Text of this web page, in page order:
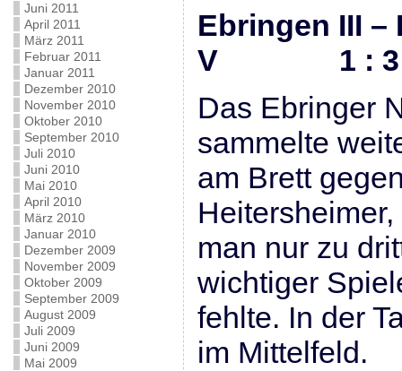
Juni 2011
April 2011
März 2011
Februar 2011
Januar 2011
Dezember 2010
November 2010
Oktober 2010
September 2010
Juli 2010
Juni 2010
Mai 2010
April 2010
März 2010
Januar 2010
Dezember 2009
November 2009
Oktober 2009
September 2009
August 2009
Juli 2009
Juni 2009
Mai 2009
Ebringen III –
V 1 : 3
Das Ebringer
sammelte
am Brett
man nur zu
wichtiger
fehlte. In der
im Mittelfeld.